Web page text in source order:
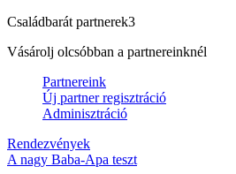
Családbarát partnerek3
Vásárolj olcsóbban a partnereinknél
Partnereink
Új partner regisztráció
Adminisztráció
Rendezvények
A nagy Baba-Apa teszt